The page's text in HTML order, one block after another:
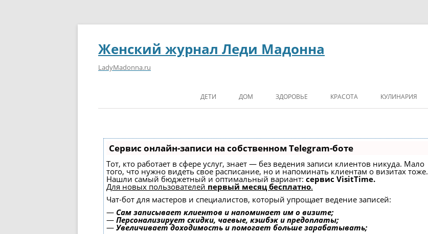
Женский журнал Леди Мадонна
LadyMadonna.ru
ДЕТИ ДОМ ЗДОРОВЬЕ КРАСОТА КУЛИНАРИЯ
Сервис онлайн-записи на собственном Telegram-боте
Тот, кто работает в сфере услуг, знает — без ведения записи клиентов никуда. Мало
того, что нужно видеть свое расписание, но и напоминать клиентам о визитах тоже.
Нашли самый бюджетный и оптимальный вариант: сервис VisitTime.
Для новых пользователей первый месяц бесплатно.
Чат-бот для мастеров и специалистов, который упрощает ведение записей:
— Сам записывает клиентов и напоминает им о визите;
— Персонализирует скидки, чаевые, кэшбэк и предоплаты;
— Увеличивает доходимость и помогает больше зарабатывать;